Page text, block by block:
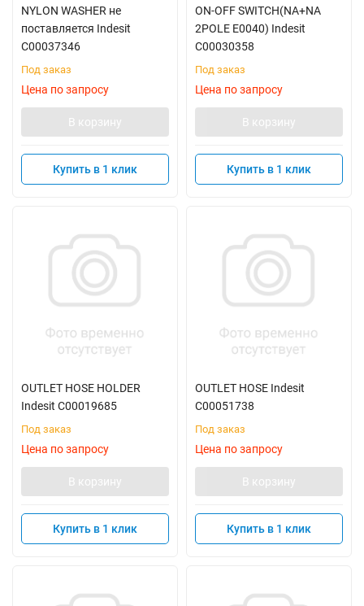
NYLON WASHER не
поставляется Indesit
C00037346
Под заказ
Цена по запросу
В корзину
Купить в 1 клик
ON-OFF SWITCH(NA+NA
2POLE E0040) Indesit
C00030358
Под заказ
Цена по запросу
В корзину
Купить в 1 клик
OUTLET HOSE HOLDER
Indesit C00019685
Под заказ
Цена по запросу
В корзину
Купить в 1 клик
OUTLET HOSE Indesit
C00051738
Под заказ
Цена по запросу
В корзину
Купить в 1 клик